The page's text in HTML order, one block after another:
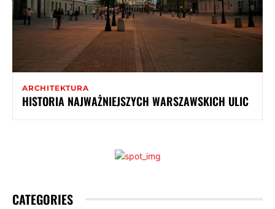
ARCHITEKTURA
HISTORIA NAJWAŻNIEJSZYCH WARSZAWSKICH ULIC
CATEGORIES